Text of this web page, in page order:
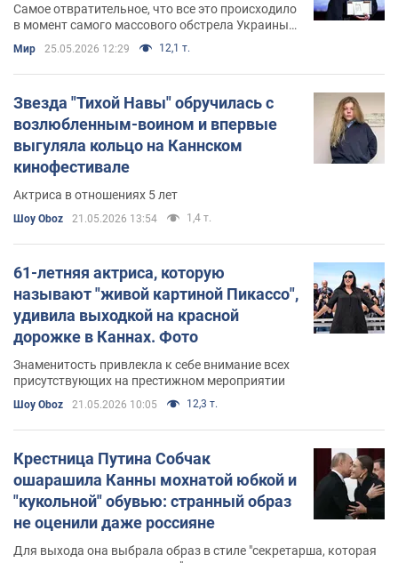
Самое отвратительное, что все это происходило
в момент самого массового обстрела Украины
за время войны. А сам Звягинцев побоялся
сказать прямо: Путин х-ло
Мир 25.05.2026 12:29 12,1 т.
Звезда "Тихой Навы" обручилась с
возлюбленным-воином и впервые
выгуляла кольцо на Каннском
кинофестивале
Актриса в отношениях 5 лет
Шоу Oboz 21.05.2026 13:54 1,4 т.
61-летняя актриса, которую
называют "живой картиной Пикассо",
удивила выходкой на красной
дорожке в Каннах. Фото
Знаменитость привлекла к себе внимание всех
присутствующих на престижном мероприятии
Шоу Oboz 21.05.2026 10:05 12,3 т.
Крестница Путина Собчак
ошарашила Канны мохнатой юбкой и
"кукольной" обувью: странный образ
не оценили даже россияне
Для выхода она выбрала образ в стиле "секретарша, которая